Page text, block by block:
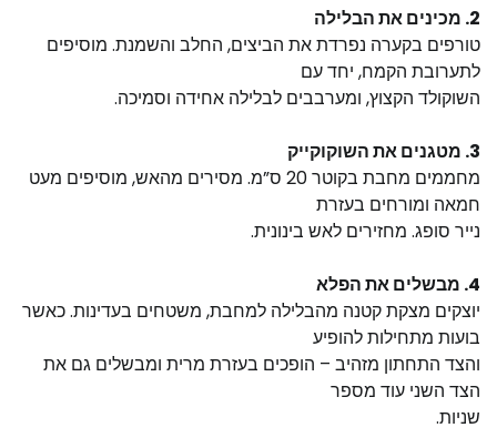
2. מכינים את הבלילה
טורפים בקערה נפרדת את הביצים, החלב והשמנת. מוסיפים
לתערובת הקמח, יחד עם
השוקולד הקצוץ, ומערבבים לבלילה אחידה וסמיכה.
3. מטגנים את השוקוקייק
מחממים מחבת בקוטר 20 ס”מ. מסירים מהאש, מוסיפים מעט
חמאה ומורחים בעזרת
נייר סופג. מחזירים לאש בינונית.
4. מבשלים את הפלא
יוצקים מצקת קטנה מהבלילה למחבת, משטחים בעדינות. כאשר
בועות מתחילות להופיע
והצד התחתון מזהיב – הופכים בעזרת מרית ומבשלים גם את
הצד השני עוד מספר
שניות.